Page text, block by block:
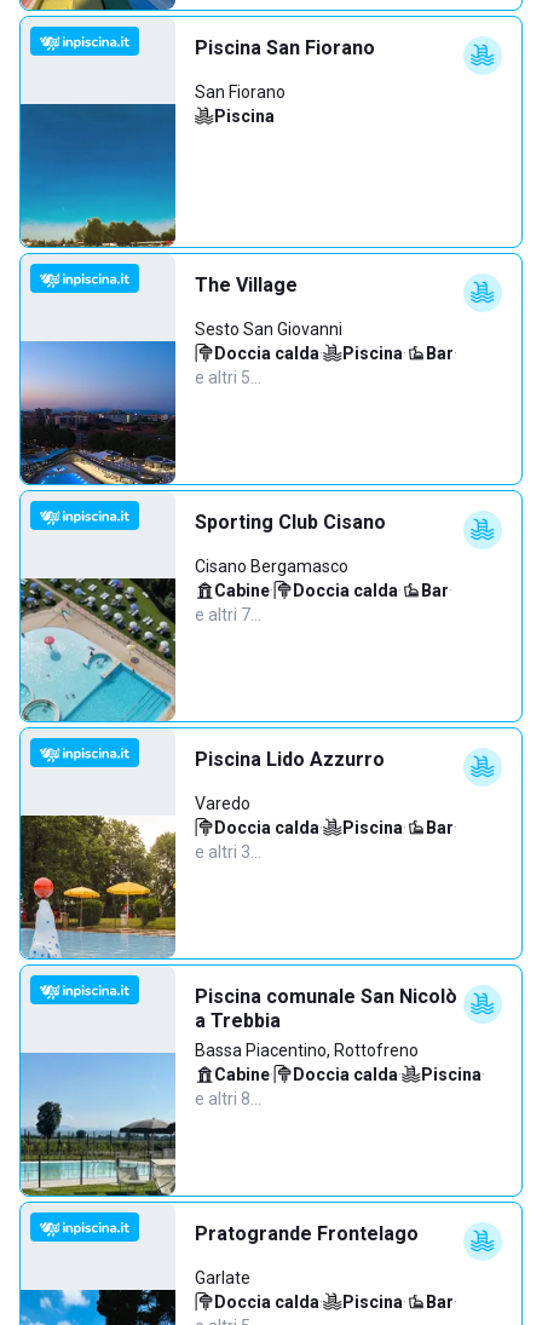
Piscina San Fiorano
San Fiorano
Piscina
The Village
Sesto San Giovanni
Doccia calda· Piscina· Bar·
e altri 5…
Sporting Club Cisano
Cisano Bergamasco
Cabine· Doccia calda· Bar·
e altri 7…
Piscina Lido Azzurro
Varedo
Doccia calda· Piscina· Bar·
e altri 3…
Piscina comunale San Nicolò
a Trebbia
Bassa Piacentino, Rottofreno
Cabine· Doccia calda· Piscina·
e altri 8…
Pratogrande Frontelago
Garlate
Doccia calda· Piscina· Bar·